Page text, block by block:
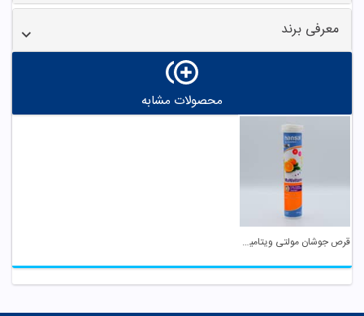
معرفی برند
محصولات مشابه
قرص جوشان مولتی ویتامین هانسال